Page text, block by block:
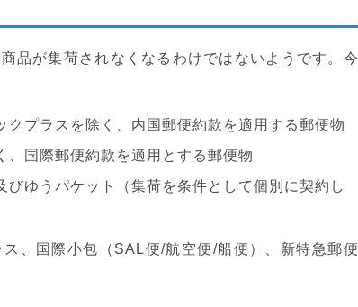
品が集荷されなくなるわけではないようです。今
プラスを除く、内国郵便約款を適用する郵便物
、国際郵便約款を適用とする郵便物
ゆうパケット（集荷を条件として個別に契約し
、国際小包（SAL便/航空便/船便）、新特急郵便